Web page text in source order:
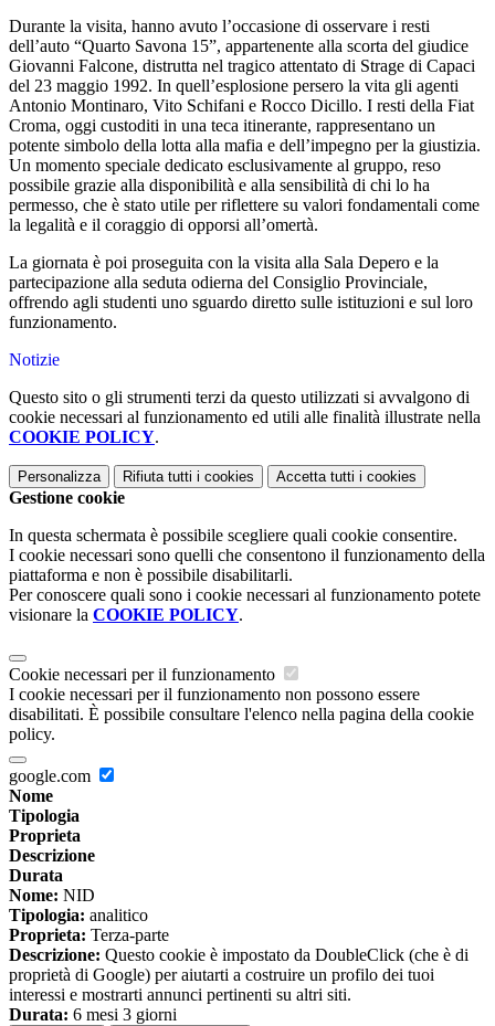
Durante la visita, hanno avuto l’occasione di osservare i resti
dell’auto “Quarto Savona 15”, appartenente alla scorta del giudice
Giovanni Falcone, distrutta nel tragico attentato di Strage di Capaci
del 23 maggio 1992. In quell’esplosione persero la vita gli agenti
Antonio Montinaro, Vito Schifani e Rocco Dicillo. I resti della Fiat
Croma, oggi custoditi in una teca itinerante, rappresentano un
potente simbolo della lotta alla mafia e dell’impegno per la giustizia.
Un momento speciale dedicato esclusivamente al gruppo, reso
possibile grazie alla disponibilità e alla sensibilità di chi lo ha
permesso, che è stato utile per riflettere su valori fondamentali come
la legalità e il coraggio di opporsi all’omertà.
La giornata è poi proseguita con la visita alla Sala Depero e la
partecipazione alla seduta odierna del Consiglio Provinciale,
offrendo agli studenti uno sguardo diretto sulle istituzioni e sul loro
funzionamento.
Notizie
Questo sito o gli strumenti terzi da questo utilizzati si avvalgono di
cookie necessari al funzionamento ed utili alle finalità illustrate nella
COOKIE POLICY.
Personalizza Rifiuta tutti i cookies Accetta tutti i cookies
Gestione cookie
In questa schermata è possibile scegliere quali cookie consentire.
I cookie necessari sono quelli che consentono il funzionamento della
piattaforma e non è possibile disabilitarli.
Per conoscere quali sono i cookie necessari al funzionamento potete
visionare la COOKIE POLICY.
Cookie necessari per il funzionamento
I cookie necessari per il funzionamento non possono essere
disabilitati. È possibile consultare l'elenco nella pagina della cookie
policy.
google.com
Nome
Tipologia
Proprieta
Descrizione
Durata
Nome: NID
Tipologia: analitico
Proprieta: Terza-parte
Descrizione: Questo cookie è impostato da DoubleClick (che è di
proprietà di Google) per aiutarti a costruire un profilo dei tuoi
interessi e mostrarti annunci pertinenti su altri siti.
Durata: 6 mesi 3 giorni